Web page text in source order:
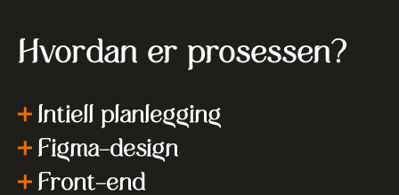
Hvordan er prosessen?
Intiell planlegging
Figma-design
Front-end